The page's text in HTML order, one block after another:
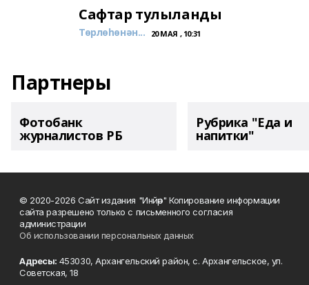
Сафтар тулыланды
Төрлөһөнән... 20 МАЯ , 10:31
Партнеры
Фотобанк
журналистов РБ
Рубрика "Еда и
напитки"
© 2020-2026 Сайт издания "Инйәр" Копирование информации
сайта разрешено только с письменного согласия
администрации
Об использовании персональных данных
Адресы: 453030, Архангельский район, с. Архангельское, ул.
Советская, 18